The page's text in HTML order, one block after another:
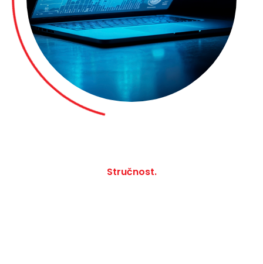
Stručnost.